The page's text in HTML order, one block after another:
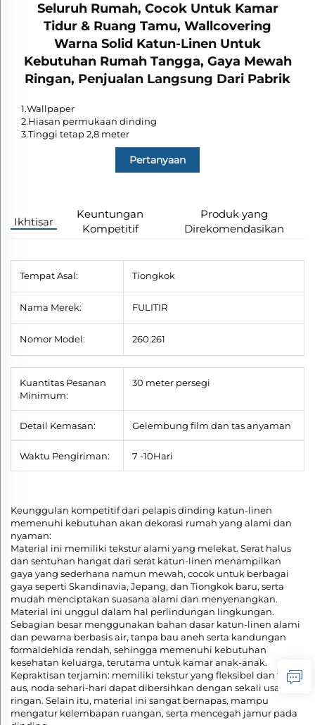
Seluruh Rumah, Cocok Untuk Kamar
Tidur & Ruang Tamu, Wallcovering
Warna Solid Katun-Linen Untuk
Kebutuhan Rumah Tangga, Gaya Mewah
Ringan, Penjualan Langsung Dari Pabrik
1.Wallpaper
2.Hiasan permukaan dinding
3.Tinggi tetap 2,8 meter
Pertanyaan
Ikhtisar
Keuntungan
Kompetitif
Produk yang
Direkomendasikan
Tempat Asal: Tiongkok
Nama Merek: FULITIR
Nomor Model: 260.261
Kuantitas Pesanan
Minimum:
30 meter persegi
Detail Kemasan: Gelembung film dan tas anyaman
Waktu Pengiriman: 7 -10Hari
Keunggulan kompetitif dari pelapis dinding katun-linen
memenuhi kebutuhan akan dekorasi rumah yang alami dan
nyaman:
Material ini memiliki tekstur alami yang melekat. Serat halus
dan sentuhan hangat dari serat katun-linen menampilkan
gaya yang sederhana namun mewah, cocok untuk berbagai
gaya seperti Skandinavia, Jepang, dan Tiongkok baru, serta
mudah menciptakan suasana alami dan menyenangkan.
Material ini unggul dalam hal perlindungan lingkungan.
Sebagian besar menggunakan bahan dasar katun-linen alami
dan pewarna berbasis air, tanpa bau aneh serta kandungan
formaldehida rendah, sehingga memenuhi kebutuhan
kesehatan keluarga, terutama untuk kamar anak-anak.
Kepraktisan terjamin: memiliki tekstur yang fleksibel dan tahan
aus, noda sehari-hari dapat dibersihkan dengan sekali usap
ringan. Selain itu, material ini sangat bernapas, mampu
mengatur kelembapan ruangan, serta mencegah jamur pada